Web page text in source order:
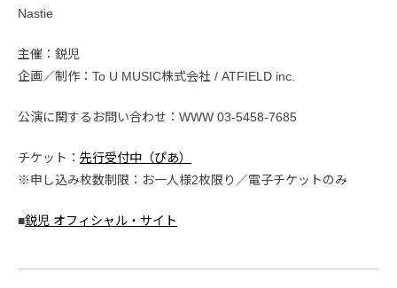
Nastie
主催：鋭児
企画／制作：To U MUSIC株式会社 / ATFIELD inc.
公演に関するお問い合わせ：WWW 03-5458-7685
チケット： 先行受付中（ぴあ）
※申し込み枚数制限：お一人様2枚限り／電子チケットのみ
■鋭児 オフィシャル・サイト